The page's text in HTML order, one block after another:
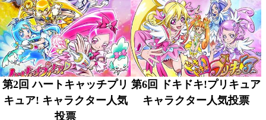
第2回 ハートキャッチプリ
キュア! キャラクター人気
投票
第6回 ドキドキ!プリキュア
キャラクター人気投票